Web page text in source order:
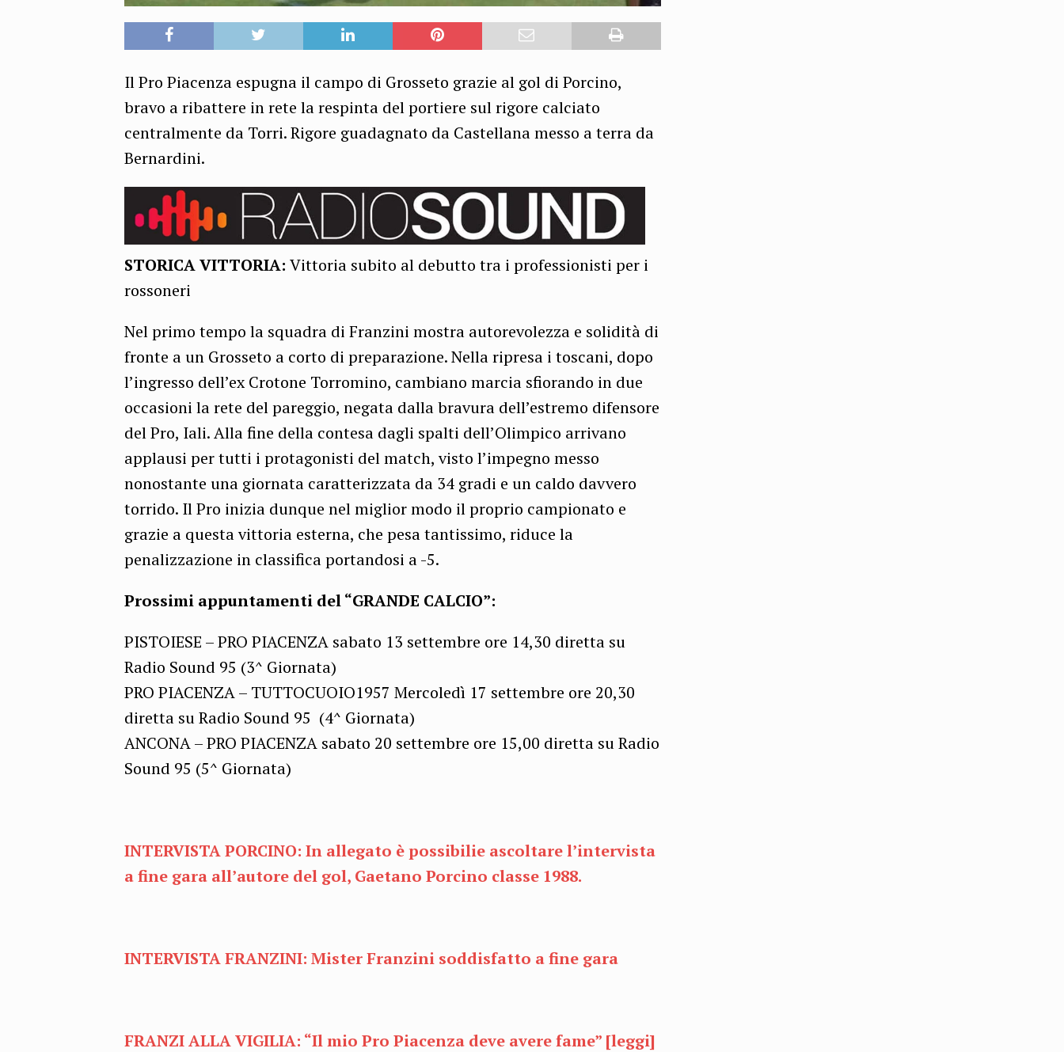
Il Pro Piacenza espugna il campo di Grosseto grazie al gol di Porcino,
bravo a ribattere in rete la respinta del portiere sul rigore calciato
centralmente da Torri. Rigore guadagnato da Castellana messo a terra da
Bernardini.
STORICA VITTORIA: Vittoria subito al debutto tra i professionisti per i
rossoneri
Nel primo tempo la squadra di Franzini mostra autorevolezza e solidità di
fronte a un Grosseto a corto di preparazione. Nella ripresa i toscani, dopo
l’ingresso dell’ex Crotone Torromino, cambiano marcia sfiorando in due
occasioni la rete del pareggio, negata dalla bravura dell’estremo difensore
del Pro, Iali. Alla fine della contesa dagli spalti dell’Olimpico arrivano
applausi per tutti i protagonisti del match, visto l’impegno messo
nonostante una giornata caratterizzata da 34 gradi e un caldo davvero
torrido. Il Pro inizia dunque nel miglior modo il proprio campionato e
grazie a questa vittoria esterna, che pesa tantissimo, riduce la
penalizzazione in classifica portandosi a -5.
Prossimi appuntamenti del “GRANDE CALCIO”:
PISTOIESE – PRO PIACENZA sabato 13 settembre ore 14,30 diretta su
Radio Sound 95 (3^ Giornata)
PRO PIACENZA – TUTTOCUOIO1957 Mercoledì 17 settembre ore 20,30
diretta su Radio Sound 95 (4^ Giornata)
ANCONA – PRO PIACENZA sabato 20 settembre ore 15,00 diretta su Radio
Sound 95 (5^ Giornata)
INTERVISTA PORCINO: In allegato è possibilie ascoltare l’intervista
a fine gara all’autore del gol, Gaetano Porcino classe 1988.
INTERVISTA FRANZINI: Mister Franzini soddisfatto a fine gara
FRANZI ALLA VIGILIA: “Il mio Pro Piacenza deve avere fame” [leggi]